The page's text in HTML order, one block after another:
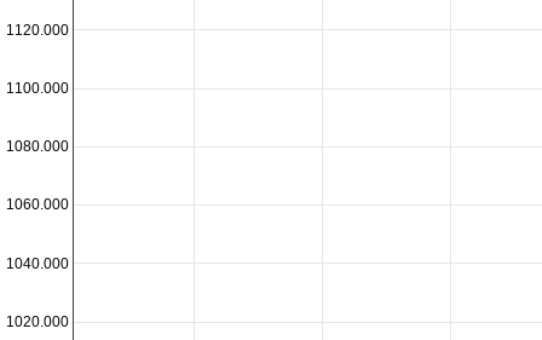
1020.000
1040.000
1060.000
1080.000
1100.000
1120.000